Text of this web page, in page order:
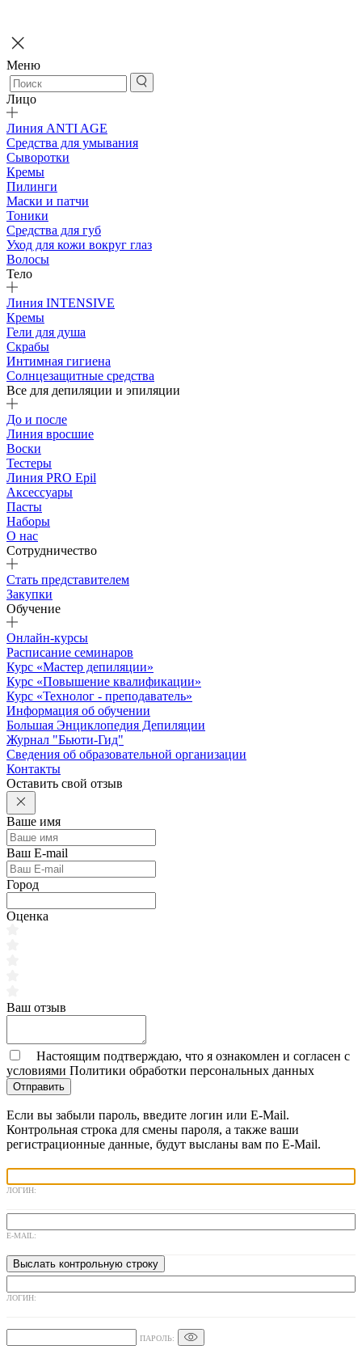
Меню
Лицо
Линия ANTI AGE
Средства для умывания
Сыворотки
Кремы
Пилинги
Маски и патчи
Тоники
Средства для губ
Уход для кожи вокруг глаз
Волосы
Тело
Линия INTENSIVE
Кремы
Гели для душа
Скрабы
Интимная гигиена
Солнцезащитные средства
Все для депиляции и эпиляции
До и после
Линия вросшие
Воски
Тестеры
Линия PRO Epil
Аксессуары
Пасты
Наборы
О нас
Сотрудничество
Стать представителем
Закупки
Обучение
Онлайн-курсы
Расписание семинаров
Курс «Мастер депиляции»
Курс «Повышение квалификации»
Курс «Технолог - преподаватель»
Информация об обучении
Большая Энциклопедия Депиляции
Журнал "Бьюти-Гид"
Сведения об образовательной организации
Контакты
Оставить свой отзыв
Ваше имя
Ваш E-mail
Город
Оценка
Ваш отзыв
Настоящим подтверждаю, что я ознакомлен и согласен с
условиями Политики обработки персональных данных
Отправить
Если вы забыли пароль, введите логин или E-Mail.
Контрольная строка для смены пароля, а также ваши
регистрационные данные, будут высланы вам по E-Mail.
ЛОГИН:
E-MAIL:
ЛОГИН:
ПАРОЛЬ: